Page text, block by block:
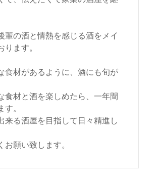
輩の酒と情熱を感じる酒をメイ
ります。
食材があるように、酒にも旬が
食材と酒を楽しめたら、一年間
。
来る酒屋を目指して日々精進し
お願い致します。